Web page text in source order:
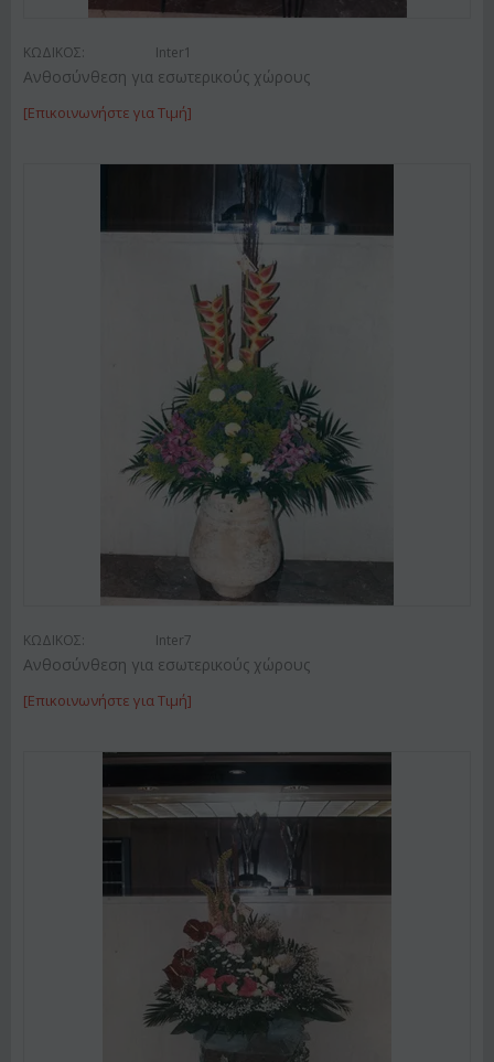
ΚΩΔΙΚΟΣ: Inter1
Ανθοσύνθεση για εσωτερικούς χώρους
[Επικοινωνήστε για Τιμή]
ΚΩΔΙΚΟΣ: Inter7
Ανθοσύνθεση για εσωτερικούς χώρους
[Επικοινωνήστε για Τιμή]